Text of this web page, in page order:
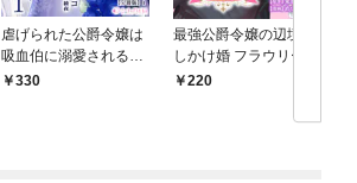
虐げられた公爵令嬢は
吸血伯に溺愛される～
孤独な辺境伯は青薔薇
330
最強公爵令嬢の辺境お
しかけ婚 フラウリー
ナ・ローゼンハイムは
220